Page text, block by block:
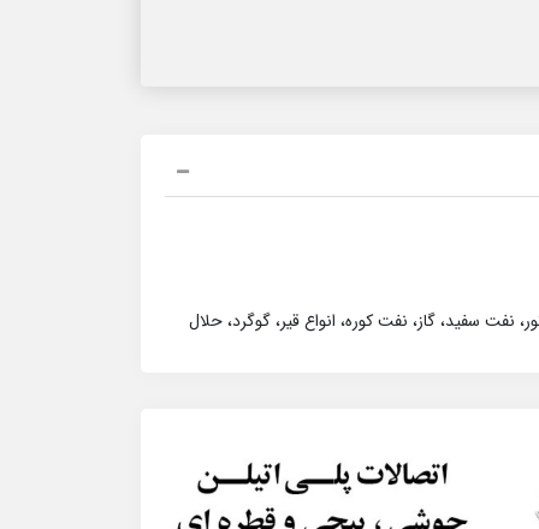
نفت سفید، گاز، نفت کوره، انواع قیر، گوگرد، حلال